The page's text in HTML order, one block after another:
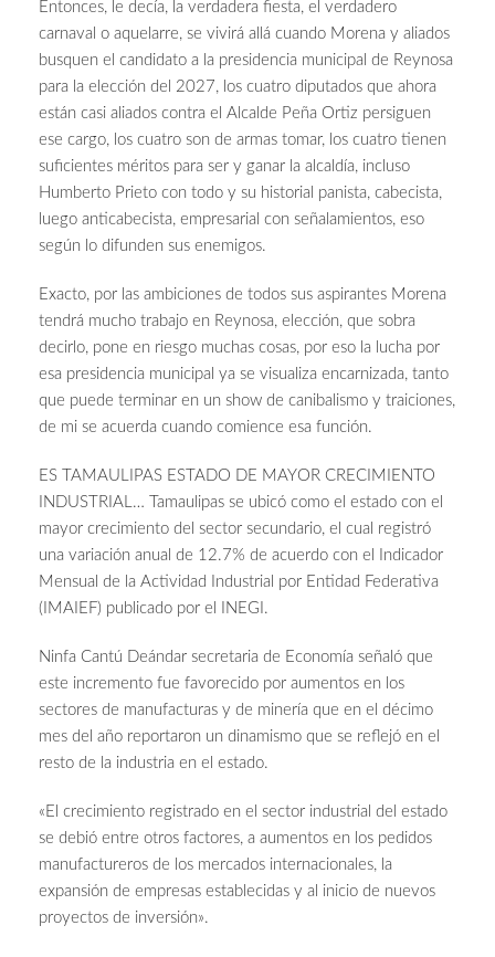
Entonces, le decía, la verdadera fiesta, el verdadero
carnaval o aquelarre, se vivirá allá cuando Morena y aliados
busquen el candidato a la presidencia municipal de Reynosa
para la elección del 2027, los cuatro diputados que ahora
están casi aliados contra el Alcalde Peña Ortiz persiguen
ese cargo, los cuatro son de armas tomar, los cuatro tienen
suficientes méritos para ser y ganar la alcaldía, incluso
Humberto Prieto con todo y su historial panista, cabecista,
luego anticabecista, empresarial con señalamientos, eso
según lo difunden sus enemigos.
Exacto, por las ambiciones de todos sus aspirantes Morena
tendrá mucho trabajo en Reynosa, elección, que sobra
decirlo, pone en riesgo muchas cosas, por eso la lucha por
esa presidencia municipal ya se visualiza encarnizada, tanto
que puede terminar en un show de canibalismo y traiciones,
de mi se acuerda cuando comience esa función.
ES TAMAULIPAS ESTADO DE MAYOR CRECIMIENTO
INDUSTRIAL… Tamaulipas se ubicó como el estado con el
mayor crecimiento del sector secundario, el cual registró
una variación anual de 12.7% de acuerdo con el Indicador
Mensual de la Actividad Industrial por Entidad Federativa
(IMAIEF) publicado por el INEGI.
Ninfa Cantú Deándar secretaria de Economía señaló que
este incremento fue favorecido por aumentos en los
sectores de manufacturas y de minería que en el décimo
mes del año reportaron un dinamismo que se reflejó en el
resto de la industria en el estado.
«El crecimiento registrado en el sector industrial del estado
se debió entre otros factores, a aumentos en los pedidos
manufactureros de los mercados internacionales, la
expansión de empresas establecidas y al inicio de nuevos
proyectos de inversión».